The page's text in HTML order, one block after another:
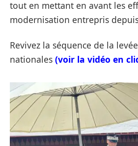
tout en mettant en avant les
modernisation entrepris
Revivez la séquence de la
nationales (voir la vidéo en